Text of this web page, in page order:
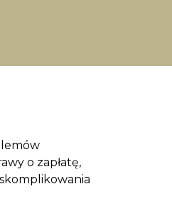
o zapłatę,